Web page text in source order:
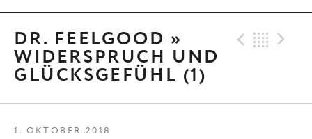
DR. FEELGOOD »
WIDERSPRUCH UND
GLÜCKSGEFÜHL (1)
1. OKTOBER 2018